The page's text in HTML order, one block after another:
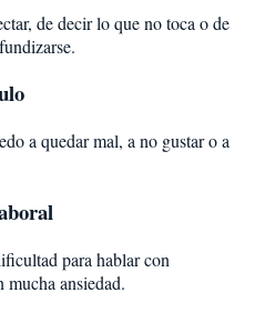
de decir lo que no toca o de
a quedar mal, a no gustar o a
para hablar con
mucha ansiedad.